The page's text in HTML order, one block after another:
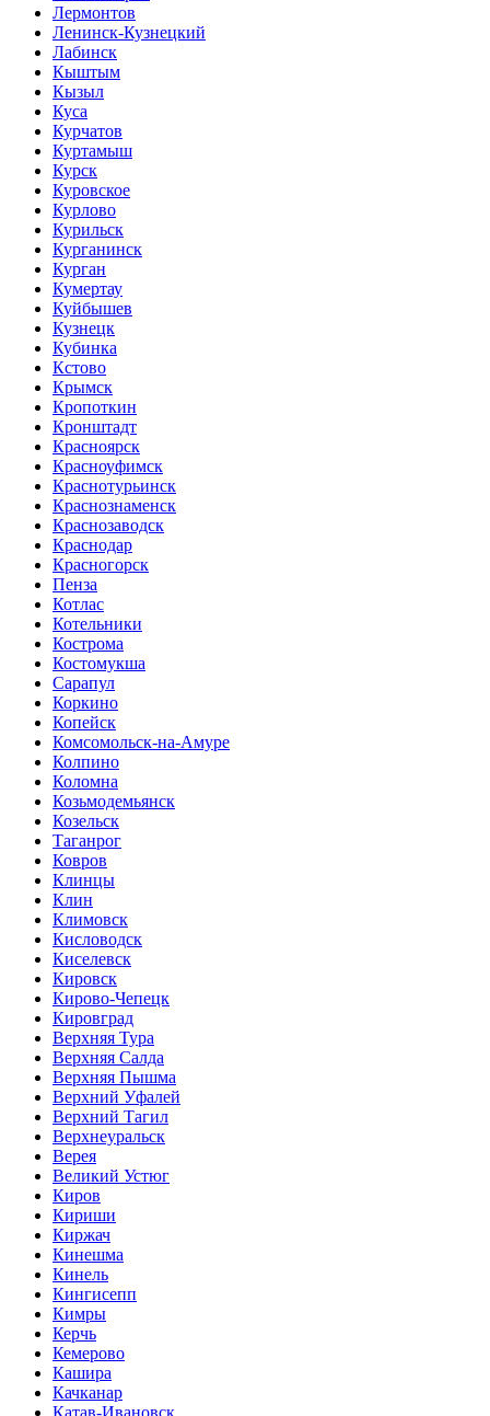
Лермонтов
Ленинск-Кузнецкий
Лабинск
Кыштым
Кызыл
Куса
Курчатов
Куртамыш
Курск
Куровское
Курлово
Курильск
Курганинск
Курган
Кумертау
Куйбышев
Кузнецк
Кубинка
Кстово
Крымск
Кропоткин
Кронштадт
Красноярск
Красноуфимск
Краснотурьинск
Краснознаменск
Краснозаводск
Краснодар
Красногорск
Пенза
Котлас
Котельники
Кострома
Костомукша
Сарапул
Коркино
Копейск
Комсомольск-на-Амуре
Колпино
Коломна
Козьмодемьянск
Козельск
Таганрог
Ковров
Клинцы
Клин
Климовск
Кисловодск
Киселевск
Кировск
Кирово-Чепецк
Кировград
Верхняя Тура
Верхняя Салда
Верхняя Пышма
Верхний Уфалей
Верхний Тагил
Верхнеуральск
Верея
Великий Устюг
Киров
Кириши
Киржач
Кинешма
Кинель
Кингисепп
Кимры
Керчь
Кемерово
Кашира
Качканар
Катав-Ивановск